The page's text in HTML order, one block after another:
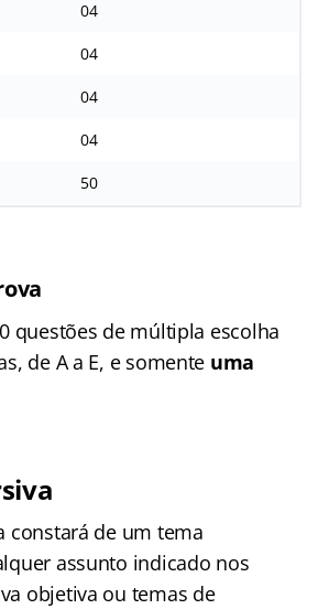
04
04
04
04
50
questões de múltipla escolha
de A a E, e somente uma
constará de um tema
assunto indicado nos
objetiva ou temas de